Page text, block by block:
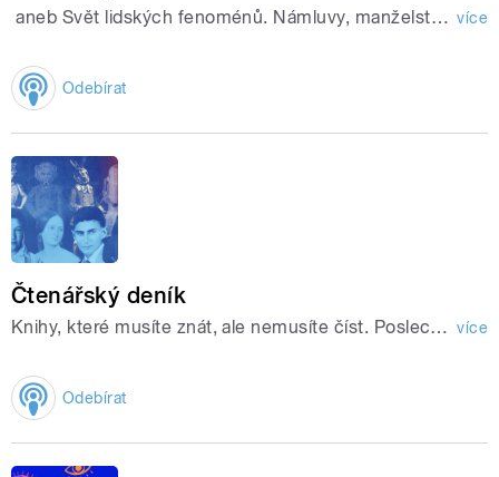
aneb Svět lidských fenoménů. Námluvy, manželství, tanec, zdobení těla, používání peněz, jmána dětí... To jsou fenomény, které sdílejí všichni lidé napříč místem a časem. více
Odebírat
Čtenářský deník
Knihy, které musíte znát, ale nemusíte číst. Poslechněte si klasická díla české literatury online. více
Odebírat